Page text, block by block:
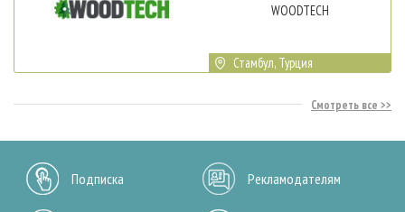
WOODTECH
Стамбул, Турция
Смотреть все
Подписка Рекламодателям